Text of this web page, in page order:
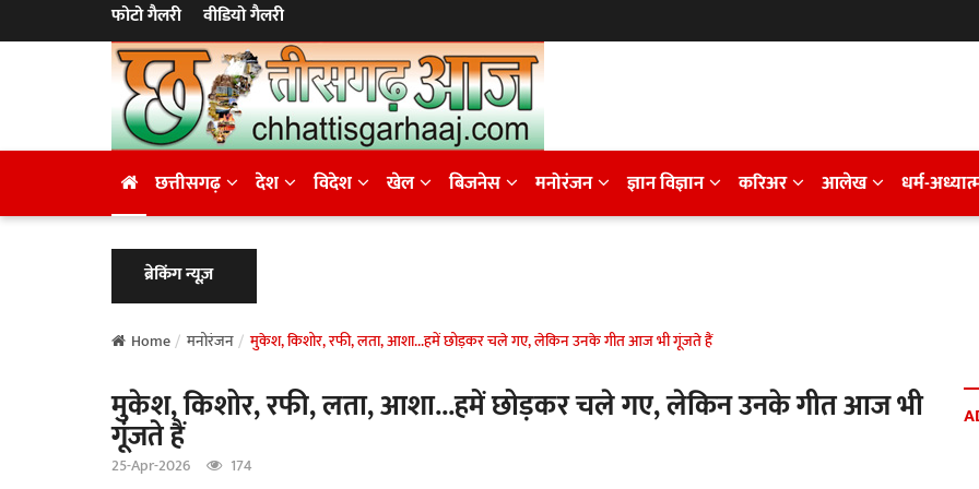
फोटो गैलरी वीडियो गैलरी
छत्तीसगढ़ देश विदेश खेल बिजनेस मनोरंजन ज्ञान विज्ञान करिअर आलेख धर्म-
ब्रेकिंग न्यूज़
Home मनोरंजन मुकेश, किशोर, रफी, लता, आशा...हमें छोड़कर चले गए, लेकिन उनके गीत आज भी गूंजते हैं
मुकेश, किशोर, रफी, लता, आशा...हमें छोड़कर चले गए, लेकिन उनके गीत आज भी
गूंजते हैं
25-Apr-2026 174